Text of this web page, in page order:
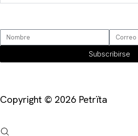
Subscribirse
Copyright © 2026 Petrïta